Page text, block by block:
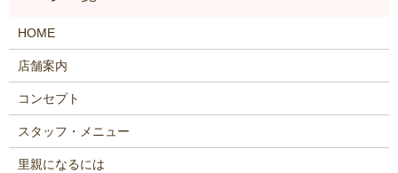
HOME
店舗案内
コンセプト
スタッフ・メニュー
里親になるには